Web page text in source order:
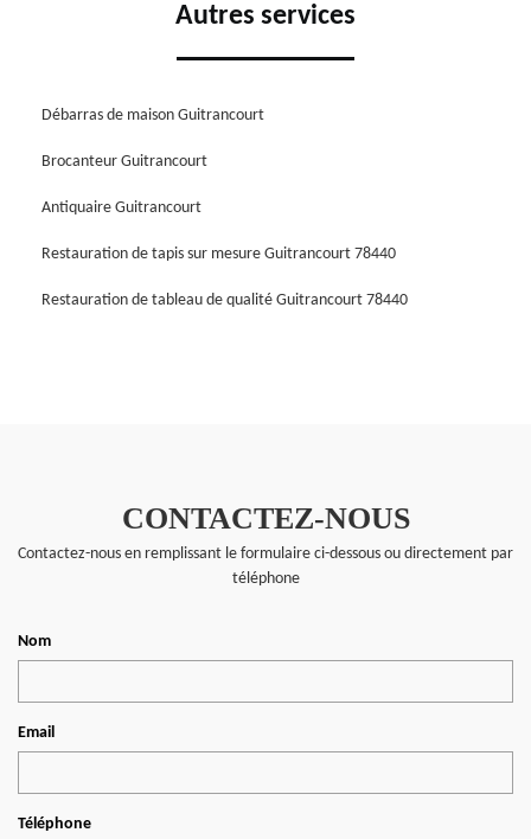
Autres services
Débarras de maison Guitrancourt
Brocanteur Guitrancourt
Antiquaire Guitrancourt
Restauration de tapis sur mesure Guitrancourt 78440
Restauration de tableau de qualité Guitrancourt 78440
CONTACTEZ-NOUS
Contactez-nous en remplissant le formulaire ci-dessous ou directement par
téléphone
Nom
Email
Téléphone